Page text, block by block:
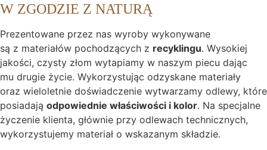
W ZGODZIE Z NATURĄ
Prezentowane przez nas wyroby wykonywane
są z materiałów pochodzących z recyklingu. Wysokiej
jakości, czysty złom wytapiamy w naszym piecu dając
mu drugie życie. Wykorzystując odzyskane materiały
oraz wieloletnie doświadczenie wytwarzamy odlewy, które
posiadają odpowiednie właściwości i kolor. Na specjalne
życzenie klienta, głównie przy odlewach technicznych,
wykorzystujemy materiał o wskazanym składzie.